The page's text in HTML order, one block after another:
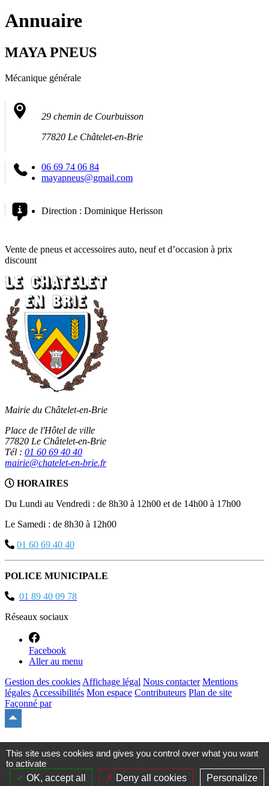
Annuaire
MAYA PNEUS
Mécanique générale
29 chemin de Courbuisson
77820 Le Châtelet-en-Brie
06 69 74 06 84
mayapneus@gmail.com
Direction : Dominique Herisson
Vente de pneus et accessoires auto, neuf et d’occasion à prix
discount
Mairie du Châtelet-en-Brie
Place de l'Hôtel de ville
77820 Le Châtelet-en-Brie
Tél : 01 60 69 40 40
mairie@chatelet-en-brie.fr
HORAIRES
Du Lundi au Vendredi : de 8h30 à 12h00 et de 14h00 à 17h00
Le Samedi : de 8h30 à 12h00
01 60 69 40 40
POLICE MUNICIPALE
01 89 40 09 78
Réseaux sociaux
Facebook
Aller au menu
Gestion des cookies Affichage légal Nous contacter Mentions
légales Accessibilités Mon espace Contributeurs Plan de site
Façonné par
site
This site uses cookies and gives you control over what you want
to activate
OK, accept all
Deny all cookies Personalize